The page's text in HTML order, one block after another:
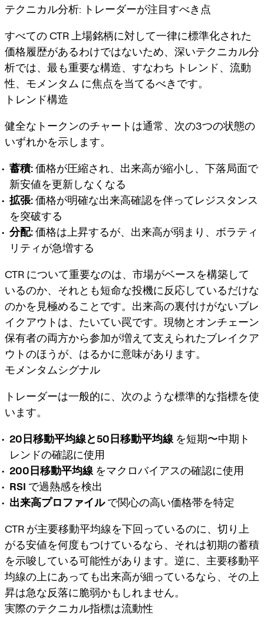
テクニカル分析: トレーダーが注目すべき点
すべての CTR 上場銘柄に対して一律に標準化された
価格履歴があるわけではないため、深いテクニカル分
析では、最も重要な構造、すなわち トレンド、流動
性、モメンタム に焦点を当てるべきです。
トレンド構造
健全なトークンのチャートは通常、次の3つの状態の
いずれかを示します。
蓄積:価格が圧縮され、出来高が縮小し、下落局面で
新安値を更新しなくなる
拡張:価格が明確な出来高確認を伴ってレジスタンス
を突破する
分配:価格は上昇するが、出来高が弱まり、ボラティ
リティが急増する
CTR について重要なのは、市場がベースを構築して
いるのか、それとも短命な投機に反応しているだけな
のかを見極めることです。出来高の裏付けがないブレ
イクアウトは、たいてい罠です。現物とオンチェーン
保有者の両方から参加が増えて支えられたブレイクア
ウトのほうが、はるかに意味があります。
モメンタムシグナル
トレーダーは一般的に、次のような標準的な指標を使
います。
20日移動平均線と50日移動平均線 を短期〜中期ト
レンドの確認に使用
200日移動平均線 をマクロバイアスの確認に使用
RSI で過熱感を検出
出来高プロファイルで関心の高い価格帯を特定
CTR が主要移動平均線を下回っているのに、切り上
がる安値を何度もつけているなら、それは初期の蓄積
を示唆している可能性があります。逆に、主要移動平
均線の上にあっても出来高が細っているなら、その上
昇は急な反落に脆弱かもしれません。
実際のテクニカル指標は流動性